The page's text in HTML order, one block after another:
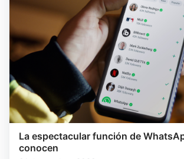
La espectacular función de
conocen